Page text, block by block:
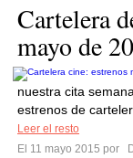
Cartelera
mayo de
nuestra cita
estrenos de
Leer el resto
El 11 mayo 2015 por